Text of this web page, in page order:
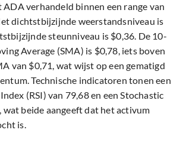
verhandeld binnen een range van
dichtstbijzijnde weerstandsniveau is
steunniveau is $0,36. De 10-
Average (SMA) is $0,78, iets boven
van $0,71, wat wijst op een gematigd
Technische indicatoren tonen een
(RSI) van 79,68 en een Stochastic
wat beide aangeeft dat het activum
is.